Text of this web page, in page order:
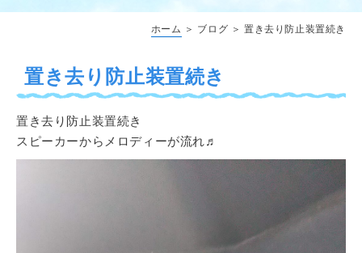
ホーム ＞ ブログ ＞ 置き去り防止装置続き
置き去り防止装置続き
置き去り防止装置続き
スピーカーからメロディーが流れ♬